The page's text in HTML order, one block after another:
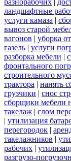
разнорабочих |
ландшафтные
услуги камаза |
вывоз старой
вагонов | уборка
газель | услуги
разборка мебели |
фронтального
строительного
трактора | нанять
грузчики | снос
сборщики мебели
такелаж | слом
| утилизация
перегородок |
такелажников |
рабочих |
разгрузо-